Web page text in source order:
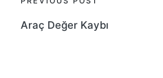
Post
navigation
Araç Değer Kaybı